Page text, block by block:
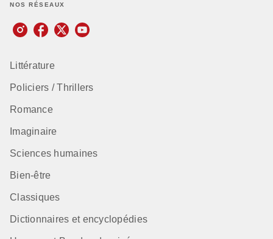
NOS RÉSEAUX
Littérature
Policiers / Thrillers
Romance
Imaginaire
Sciences humaines
Bien-être
Classiques
Dictionnaires et encyclopédies